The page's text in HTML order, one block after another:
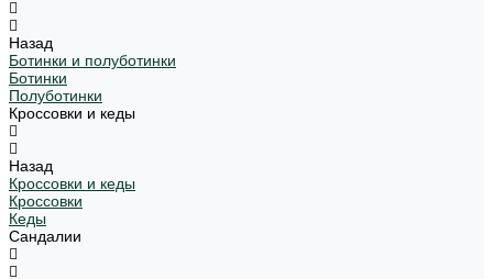
Назад
Ботинки и полуботинки
Ботинки
Полуботинки
Кроссовки и кеды
Назад
Кроссовки и кеды
Кроссовки
Кеды
Сандалии